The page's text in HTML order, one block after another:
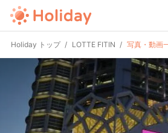
Holiday トップ LOTTE FITIN 写真・動画